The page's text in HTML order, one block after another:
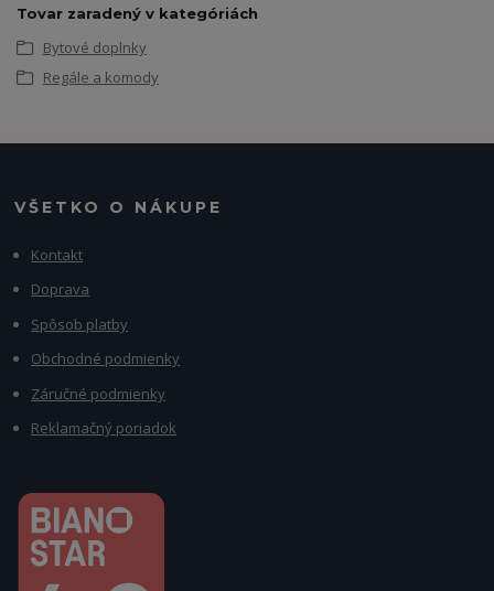
Tovar zaradený v kategóriách
Bytové doplnky
Regále a komody
VŠETKO O NÁKUPE
Kontakt
Doprava
Spôsob platby
Obchodné podmienky
Záručné podmienky
Reklamačný poriadok